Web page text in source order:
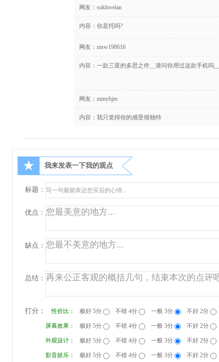
网友： suklovelan
内容：你是托吗?
网友： msw198616
内容：一款三星的多思之作__请问你用过这款手机吗
网友： mmyhjm
内容：我只觉得你的感受很独特
★ 我来发表一下我的观点
标题：
优点：
缺点：
总结：
打分： 性价比： 极好 5分 不错 4分 一般 3分 不好 2分
屏幕效果： 极好 5分 不错 4分 一般 3分 不好 2分
外观设计： 极好 5分 不错 4分 一般 3分 不好 2分
影音娱乐： 极好 5分 不错 4分 一般 3分 不好 2分